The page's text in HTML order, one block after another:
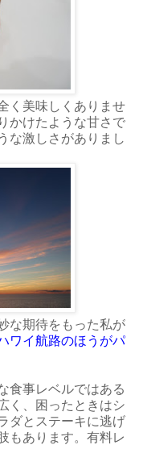
く美味しくありませ
かけたような甘さで
な激しさがありまし
な期待をもった私が
ワイ航路のほうがパ
食事レベルではある
く、困ったときはシ
ダとステーキに逃げ
もあります。有料レ